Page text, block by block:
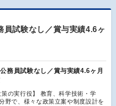
試験なし／賞与実績4.6ヶ
務員試験なし／賞与実績4.6ヶ月
策の実行役】 教育、科学技術・学
野で、様々な政策立案や制度設計を